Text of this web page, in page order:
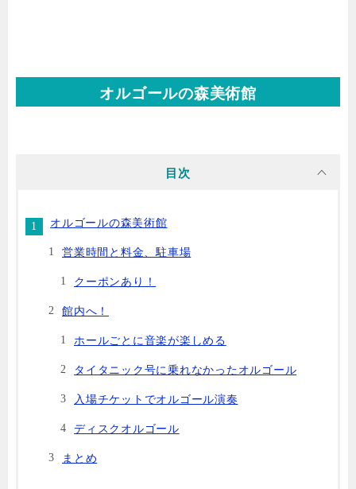
オルゴールの森美術館
目次
オルゴールの森美術館
営業時間と料金、駐車場
クーポンあり！
館内へ！
ホールごとに音楽が楽しめる
タイタニック号に乗れなかったオルゴール
入場チケットでオルゴール演奏
ディスクオルゴール
まとめ